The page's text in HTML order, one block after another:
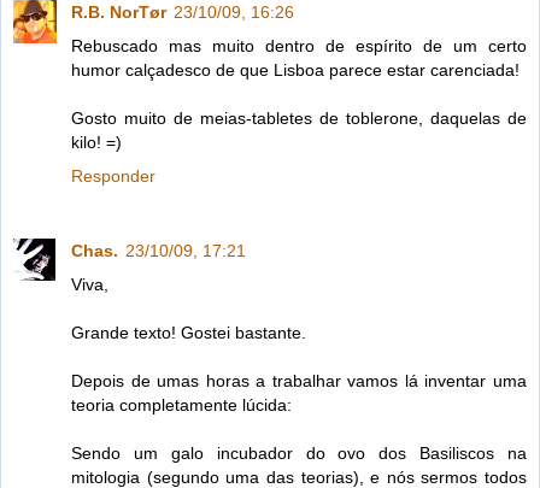
R.B. NorTør 23/10/09, 16:26
Rebuscado mas muito dentro de espírito de um certo
humor calçadesco de que Lisboa parece estar carenciada!
Gosto muito de meias-tabletes de toblerone, daquelas de
kilo! =)
Responder
Chas. 23/10/09, 17:21
Viva,
Grande texto! Gostei bastante.
Depois de umas horas a trabalhar vamos lá inventar uma
teoria completamente lúcida:
Sendo um galo incubador do ovo dos Basiliscos na
mitologia (segundo uma das teorias), e nós sermos todos